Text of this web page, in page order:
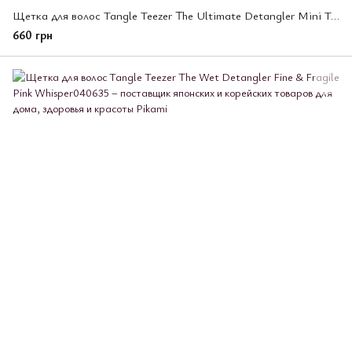
Щетка для волос Tangle Teezer The Ultimate Detangler Mini Transformative Teal
660 грн